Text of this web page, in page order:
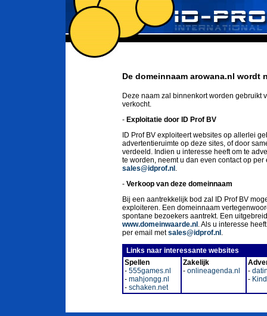
De domeinnaam arowana.nl wordt
Deze naam zal binnenkort worden gebruikt
verkocht.
- Exploitatie door ID Prof BV
ID Prof BV exploiteert websites op allerlei
advertentieruimte op deze sites, of door
verdeeld. Indien u interesse heeft om te
te worden, neemt u dan even contact op
sales@idprof.nl .
- Verkoop van deze domeinnaam
Bij een aantrekkelijk bod zal ID Prof BV
exploiteren. Een domeinnaam
spontane bezoekers aantrekt. Een
www.domeinwaarde.nl . Als u interesse
per email metsales@idprof.nl .
Links naar interessante websites
Spellen
- 555games.nl
- mahjongg.nl
- schaken.net
Zakelijk
- onlineagenda.nl
-
-